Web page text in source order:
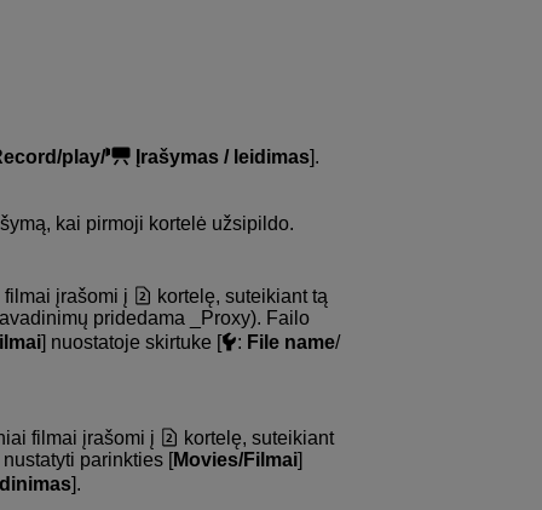
play/ Įrašymas / leidimas].
kai pirmoji kortelė užsipildo.
filmai įrašomi į
kortelę, suteikiant tą
pridedama _Proxy). Failo
] nuostatoje skirtuke [ : File name/
filmai įrašomi į
kortelę, suteikiant
parinkties [Movies/Filmai]
].